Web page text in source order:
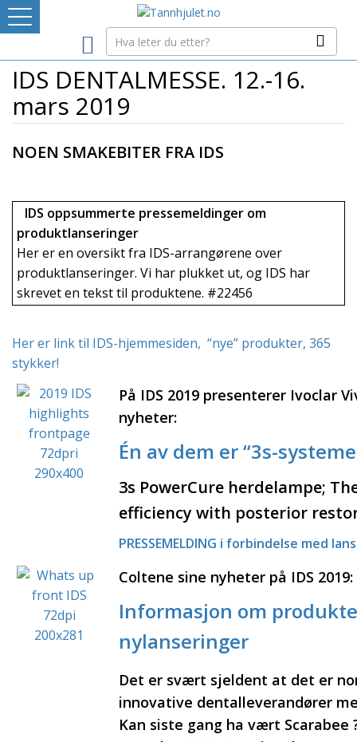
LEVERANDØRREGISTER
TANNBLOGGEN
INTERNETT-RESSURSER
Avtaleboken
Ditt Tannhjul
IDS DENTALMESSE. 12.-16.
mars 2019
NOEN SMAKEBITER FRA IDS
IDS oppsummerte pressemeldinger om
produktlanseringer
Her er en oversikt fra IDS-arrangørene over
produktlanseringer. Vi har plukket ut, og IDS har
skrevet en tekst til produktene. #22456
Her er link til IDS-hjemmesiden, “nye” produkter, 365
stykker!
På IDS 2019 presenterer Ivoclar
nyheter:
Én av dem er “3s-
3s PowerCure herdelampe;
efficiency with posterior
PRESSEMELDING i forbindelse med
Coltene sine nyheter på IDS 2019:
Informasjon om
nylanseringer
Det er svært sjeldent at det er
innovative dentalleverandører
Kan siste gang ha vært Scarabee
Logg inn
Mistet ditt passord?